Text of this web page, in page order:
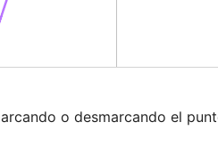
o desmarcando el